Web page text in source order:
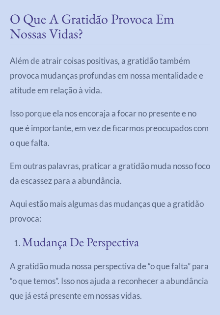
O Que A Gratidão Provoca Em
Nossas Vidas?
Além de atrair coisas positivas, a gratidão também
provoca mudanças profundas em nossa mentalidade e
atitude em relação à vida.
Isso porque ela nos encoraja a focar no presente e no
que é importante, em vez de ficarmos preocupados com
o que falta.
Em outras palavras, praticar a gratidão muda nosso foco
da escassez para a abundância.
Aqui estão mais algumas das mudanças que a gratidão
provoca:
Mudança De Perspectiva
A gratidão muda nossa perspectiva de “o que falta” para
“o que temos”. Isso nos ajuda a reconhecer a abundância
que já está presente em nossas vidas.